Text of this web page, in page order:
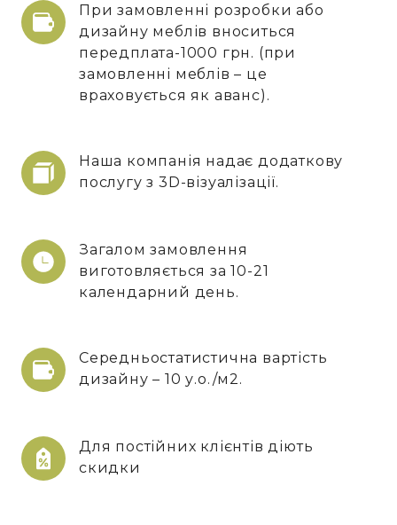
При замовленні розробки або
дизайну меблів вноситься
передплата-1000 грн. (при
замовленні меблів – це
враховується як аванс).
Наша компанія надає додаткову
послугу з 3D-візуалізації.
Загалом замовлення
виготовляється за 10-21
календарний день.
Середньостатистична вартість
дизайну – 10 у.о./м2.
Для постійних клієнтів діють
скидки